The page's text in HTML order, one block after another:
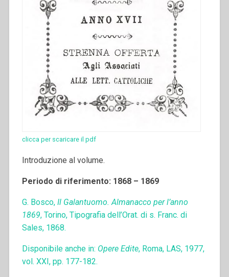
clicca per scaricare il pdf
Introduzione al volume.
Periodo di riferimento: 1868 – 1869
G. Bosco, Il Galantuomo. Almanacco per l’anno
1869, Torino, Tipografia dell’Orat. di s. Franc. di
Sales, 1868.
Disponibile anche in: Opere Edite, Roma, LAS, 1977,
vol. XXI, pp. 177-182.